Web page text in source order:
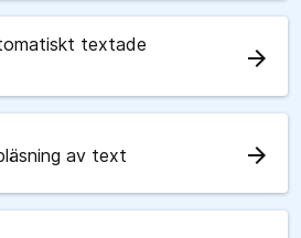
textade
arrow_forward
av text arrow_forward